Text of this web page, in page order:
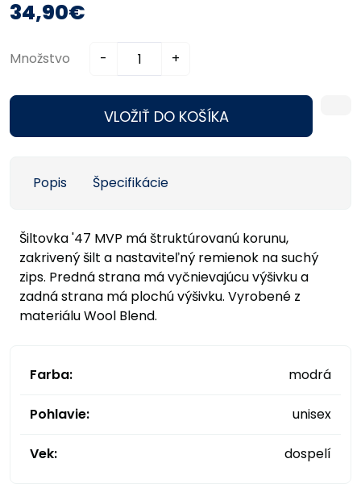
34,90€
Množstvo - +
VLOŽIŤ DO KOŠÍKA
Popis Špecifikácie
Šiltovka '47 MVP má štruktúrovanú korunu,
zakrivený šilt a nastaviteľný remienok na suchý
zips. Predná strana má vyčnievajúcu výšivku a
zadná strana má plochú výšivku. Vyrobené z
materiálu Wool Blend.
Farba: modrá
Pohlavie: unisex
Vek: dospelí